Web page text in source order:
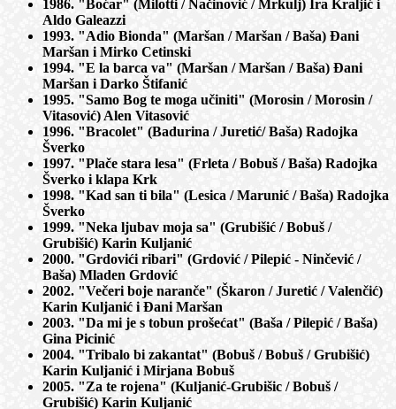
1986. "Boćar" (Milotti / Načinović / Mrkulj) Ira Kraljić i
Aldo Galeazzi
1993. "Adio Bionda" (Maršan / Maršan / Baša) Đani
Maršan i Mirko Cetinski
1994. "E la barca va" (Maršan / Maršan / Baša) Đani
Maršan i Darko Štifanić
1995. "Samo Bog te moga učiniti" (Morosin / Morosin /
Vitasović) Alen Vitasović
1996. "Bracolet" (Badurina / Juretić/ Baša) Radojka
Šverko
1997. "Plače stara lesa" (Frleta / Bobuš / Baša) Radojka
Šverko i klapa Krk
1998. "Kad san ti bila" (Lesica / Marunić / Baša) Radojka
Šverko
1999. "Neka ljubav moja sa" (Grubišić / Bobuš /
Grubišić) Karin Kuljanić
2000. "Grdovići ribari" (Grdović / Pilepić - Ninčević /
Baša) Mladen Grdović
2002. "Večeri boje naranče" (Škaron / Juretić / Valenčić)
Karin Kuljanić i Đani Maršan
2003. "Da mi je s tobun prošećat" (Baša / Pilepić / Baša)
Gina Picinić
2004. "Tribalo bi zakantat" (Bobuš / Bobuš / Grubišić)
Karin Kuljanić i Mirjana Bobuš
2005. "Za te rojena" (Kuljanić-Grubišic / Bobuš /
Grubišić) Karin Kuljanić